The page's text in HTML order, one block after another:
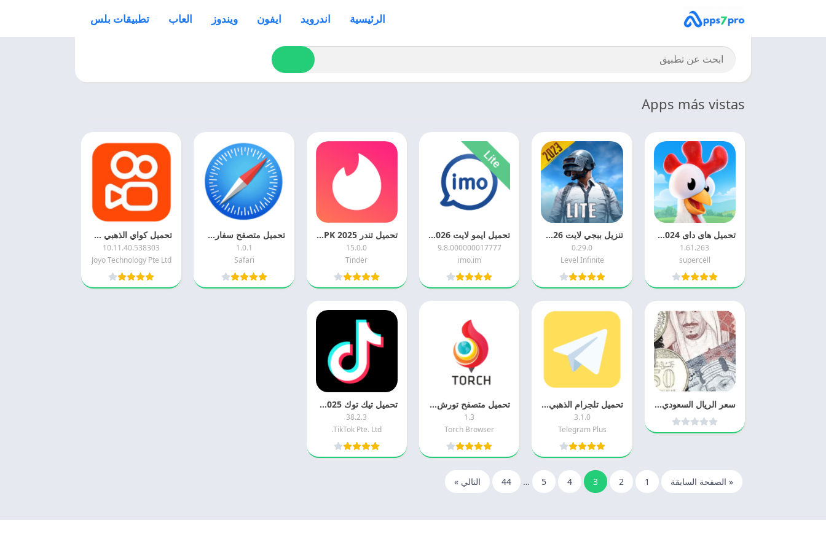
الرئيسية اندرويد ايفون ويندوز العاب تطبيقات بلس
Apps más vistas
تحميل هاى داى Hay Day APK 2024 اخر اصدار مجانا
1.61.263
supercell
تنزيل ببجي لايت 2026 PUBG LITE اخر اصدار مجانا
0.29.0
Level Infinite
تحميل ايمو لايت 2026 Imo Lite APK اخر اصدار مجانا
9.8.000000017777
imo.im
تحميل تندر 2025 Tinder APK اخر اصدار مجانا
15.0.0
Tinder
تحميل متصفح سفاري 2025 Safari APK مجانا
1.0.1
Safari
تحميل كواي الذهبي 2026 Kwai Gold اخر اصدار مجانا
10.11.40.538303
Joyo Technology Pte Ltd
سعر الريال السعودي اليوم 2025 الريال السعودي مقابل الجنيه مجانا تحميل تلجرام الذهبي 2026 Telegram Gold اخر اصدار مجانا
3.1.0
Telegram Plus
تحميل متصفح تورش 2025 Torch Browser APK مجانا
1.3
Torch Browser
تحميل تيك توك 2025 TikTok APK اخر اصدار مجانا
38.2.3
TikTok Pte. Ltd.
« الصفحة السابقة 1
2
3
4
5
…
44 التالي »